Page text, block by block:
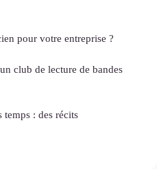
pour votre entreprise ?
club de lecture de bandes
temps : des récits